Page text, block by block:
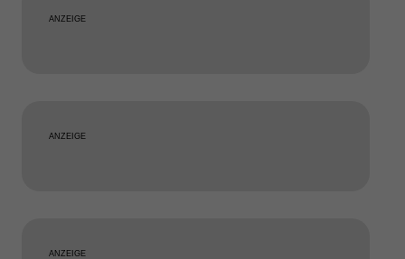
ANZEIGE
ANZEIGE
ANZEIGE